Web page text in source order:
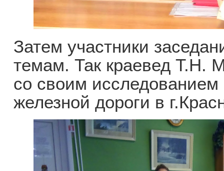
Затем участники
темам. Так краевед Т.Н.
со своим исследованием
железной дороги в